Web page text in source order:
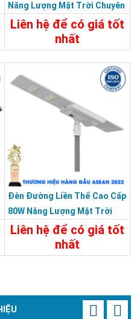
Năng Lượng Mặt Trời Chuyên
Công Trình Dự Án
Liên hệ để có giá tốt
nhất
Đèn Đường Liền Thể Cao Cấp
80W Năng Lượng Mặt Trời
Bảo Hành 5 Năm
Liên hệ để có giá tốt
nhất